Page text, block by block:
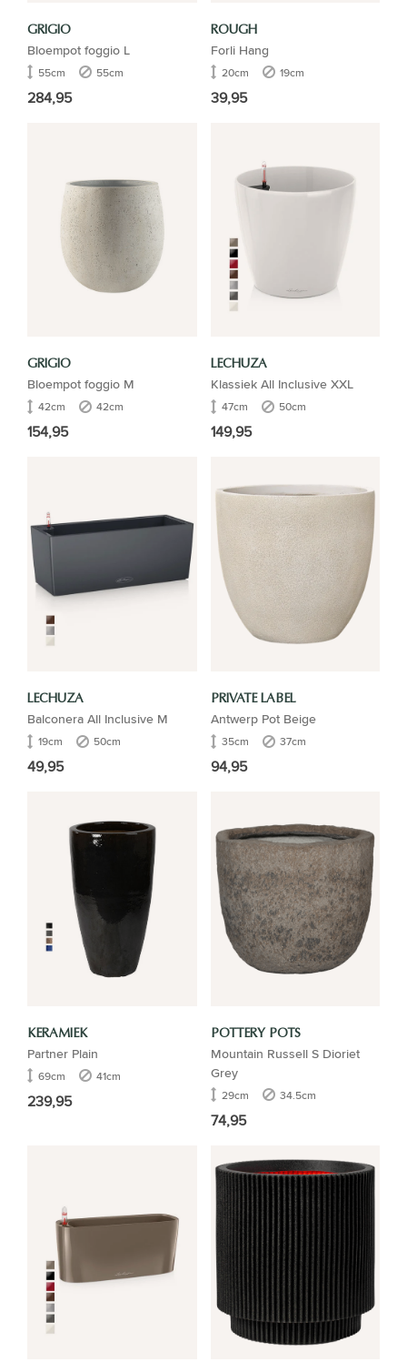
GRIGIO
Bloempot foggio L
55cm 55cm
284,95
ROUGH
Forli Hang
20cm 19cm
39,95
GRIGIO
Bloempot foggio M
42cm 42cm
154,95
LECHUZA
Klassiek All Inclusive XXL
47cm 50cm
149,95
LECHUZA
Balconera All Inclusive M
19cm 50cm
49,95
PRIVATE LABEL
Antwerp Pot Beige
35cm 37cm
94,95
KERAMIEK
Partner Plain
69cm 41cm
239,95
POTTERY POTS
Mountain Russell S Dioriet
Grey
29cm 34.5cm
74,95